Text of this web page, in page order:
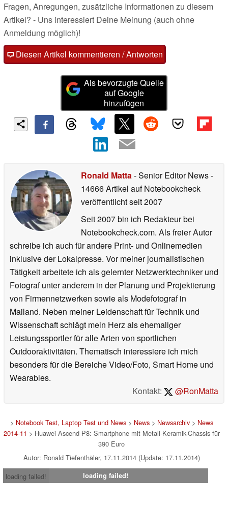
Fragen, Anregungen, zusätzliche Informationen zu diesem
Artikel? - Uns interessiert Deine Meinung (auch ohne
Anmeldung möglich)!
Diesen Artikel kommentieren / Antworten
Als bevorzugte Quelle
auf Google
hinzufügen
Ronald Matta- Senior Editor News-
14666 Artikel auf Notebookcheck
veröffentlichtseit 2007
Seit 2007 bin ich Redakteur bei
Notebookcheck.com. Als freier Autor
schreibe ich auch für andere Print- und Onlinemedien
inklusive der Lokalpresse. Vor meiner journalistischen
Tätigkeit arbeitete ich als gelernter Netzwerktechniker und
Fotograf unter anderem in der Planung und Projektierung
von Firmennetzwerken sowie als Modefotograf in
Mailand. Neben meiner Leidenschaft für Technik und
Wissenschaft schlägt mein Herz als ehemaliger
Leistungssportler für alle Arten von sportlichen
Outdooraktivitäten. Thematisch interessiere ich mich
besonders für die Bereiche Video/Foto, Smart Home und
Wearables.
Kontakt:
@RonMatta
> Notebook Test, Laptop Test und News> News> Newsarchiv> News
2014-11 > Huawei Ascend P8: Smartphone mit Metall-Keramik-Chassis für
390 Euro
Autor: Ronald Tiefenthäler, 17.11.2014 (Update: 17.11.2014)
loading failed!
loading failed!